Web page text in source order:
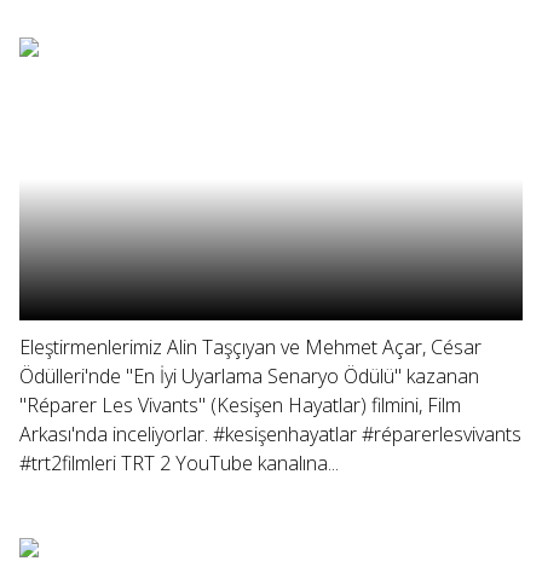
Eleştirmenlerimiz Alin Taşçıyan ve Mehmet Açar, César
Ödülleri'nde "En İyi Uyarlama Senaryo Ödülü" kazanan
"Réparer Les Vivants" (Kesişen Hayatlar) filmini, Film
Arkası'nda inceliyorlar. #kesişenhayatlar #réparerlesvivants
#trt2filmleri TRT 2 YouTube kanalına...